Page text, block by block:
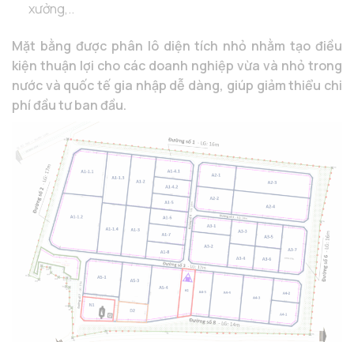
xưởng,..
Mặt bằng được phân lô diện tích nhỏ nhằm tạo điều
kiện thuận lợi cho các doanh nghiệp vừa và nhỏ trong
nước và quốc tế gia nhập dễ dàng, giúp giảm thiểu chi
phí đầu tư ban đầu.